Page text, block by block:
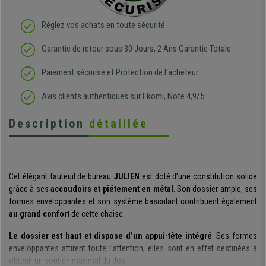
Réglez vos achats en toute sécurité
Garantie de retour sous 30 Jours, 2 Ans Garantie Totale
Paiement sécurisé et Protection de l'acheteur
Avis clients authentiques sur Ekomi, Note 4,9/5
Description détaillée
Cet élégant fauteuil de bureau JULIEN est doté d’une constitution solide
grâce à sesaccoudoirs et piétement en métal . Son dossier ample, ses
formes enveloppantes et son système basculant contribuent également
au grand confort de cette chaise.
Le dossier est haut et dispose d’un appui-tête intégré. Ses formes
enveloppantes attirent toute l’attention, elles sont en effet destinées à
obtenir un soutien maximal du dos.